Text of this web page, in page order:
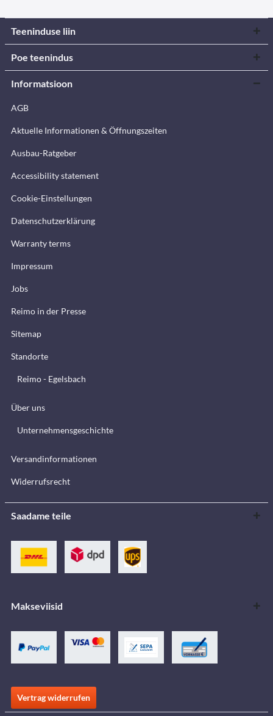
Teeninduse liin
Poe teenindus
Informatsioon
AGB
Aktuelle Informationen & Öffnungszeiten
Ausbau-Ratgeber
Accessibility statement
Cookie-Einstellungen
Datenschutzerklärung
Warranty terms
Impressum
Jobs
Reimo in der Presse
Sitemap
Standorte
Reimo - Egelsbach
Über uns
Unternehmensgeschichte
Versandinformationen
Widerrufsrecht
Saadame teile
Makseviisid
Vertrag widerrufen